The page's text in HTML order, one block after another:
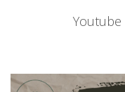
Youtube